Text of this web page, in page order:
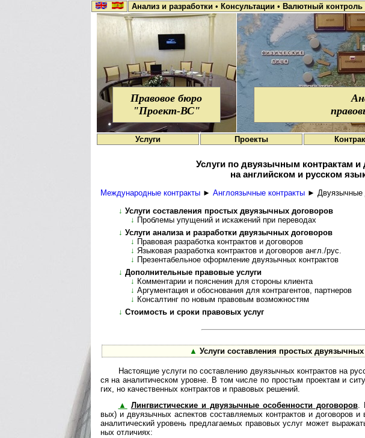
Анализ и разработки • Консультации • Валютный контроль
Правовое бюро
"Проект-ВС"
Услуги Проекты
Услуги по двуязычным контрактам и
на английском и русском
Международные контракты► Англоязычные контракты► Двуязычные
↓ Услуги составления простых двуязычных договоров
↓ Проблемы упущений и искажений при переводах
↓ Услуги анализа и разработки двуязычных договоров
↓ Правовая разработка контрактов и договоров
↓ Языковая разработка контрактов и договоров англ./рус.
↓ Презентабельное оформление двуязычных контрактов
↓ Дополнительные правовые услуги
↓ Комментарии и пояснения для стороны клиента
↓ Аргументация и обоснования для контрагентов, партнеров
↓ Консалтинг по новым правовым возможностям
↓ Стоимость и сроки правовых услуг
▲ Услуги составления простых
Настоящие услуги по составлению двуязычных контрактов на
ся на аналитическом уровне. В том числе по простым проектам и
гих, но ка­чес­т­вен­ных контрактов и правовых решений.
▲
Лингвистические и двуязычные особенности договоров.
вых) и дву­я­зыч­ных ас­пек­тов составляемых контрактов и договоров и
ана­ли­ти­чес­кий уро­вень пред­ла­га­е­мых пра­во­вых ус­луг мо­жет
ных от­ли­чиях: